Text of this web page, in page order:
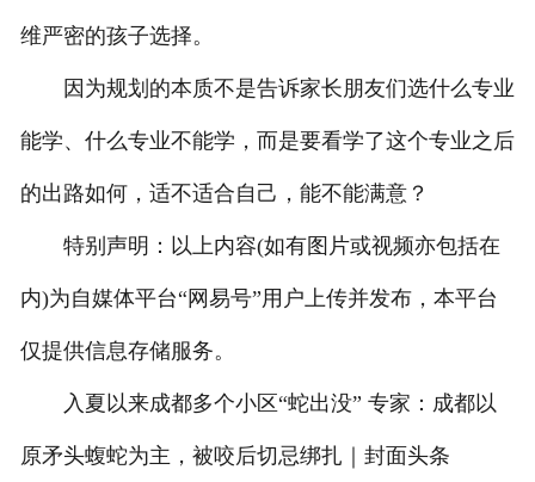
维严密的孩子选择。
因为规划的本质不是告诉家长朋友们选什么专业
能学、什么专业不能学，而是要看学了这个专业之后
的出路如何，适不适合自己，能不能满意？
特别声明：以上内容(如有图片或视频亦包括在
内)为自媒体平台“网易号”用户上传并发布，本平台
仅提供信息存储服务。
入夏以来成都多个小区“蛇出没” 专家：成都以
原矛头蝮蛇为主，被咬后切忌绑扎｜封面头条